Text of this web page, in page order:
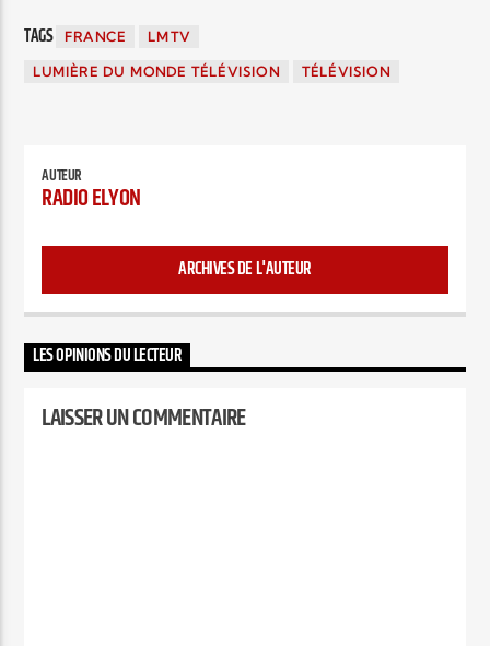
TAGS FRANCE LMTV
LUMIÈRE DU MONDE TÉLÉVISION TÉLÉVISION
AUTEUR
RADIO ELYON
ARCHIVES DE L'AUTEUR
LES OPINIONS DU LECTEUR
LAISSER UN COMMENTAIRE